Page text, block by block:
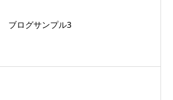
ブログサンプル3